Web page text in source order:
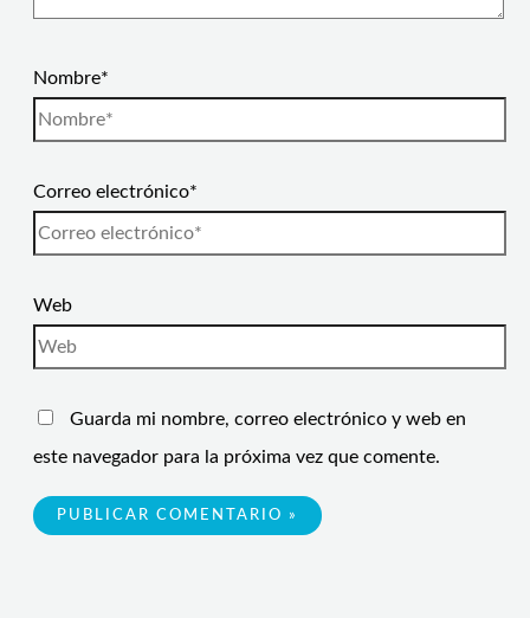
Nombre*
Correo electrónico*
Web
Guarda mi nombre, correo electrónico y web en
este navegador para la próxima vez que comente.